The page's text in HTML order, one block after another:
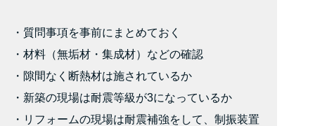
・質問事項を事前にまとめておく
・材料（無垢材・集成材）などの確認
・隙間なく断熱材は施されているか
・新築の現場は耐震等級が3になっているか
・リフォームの現場は耐震補強をして、制振装置